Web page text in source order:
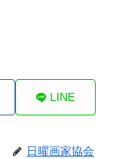
LINE
日曜画家協会